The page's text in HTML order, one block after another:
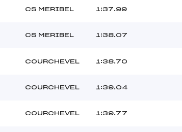
CS MERIBEL 1:37.99
CS MERIBEL 1:38.07
COURCHEVEL 1:38.70
COURCHEVEL 1:39.04
COURCHEVEL 1:39.77